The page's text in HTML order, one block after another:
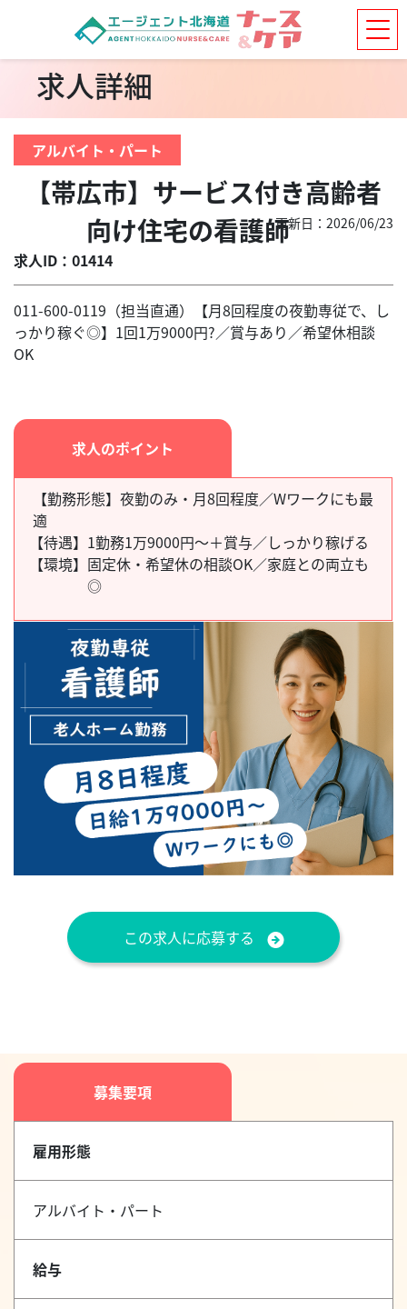
求人詳細
アルバイト・パート
【帯広市】サービス付き高齢者
向け住宅の看護師
求人ID：01414
更新日：2026/06/23
011-600-0119（担当直通）【月8回程度の夜勤専従で、し
っかり稼ぐ◎】1回1万9000円?／賞与あり／希望休相談
OK
求人のポイント
【勤務形態】夜勤のみ・月8回程度／Wワークにも最
適
【待遇】 1勤務1万9000円～＋賞与／しっかり稼げる
【環境】 固定休・希望休の相談OK／家庭との両立も
◎
この求人に応募する
募集要項
雇用形態
アルバイト・パート
給与